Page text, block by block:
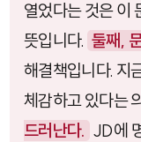
열었다는 것은 이
뜻입니다. 둘째,
해결책입니다. 지
체감하고 있다는
드러난다. JD에